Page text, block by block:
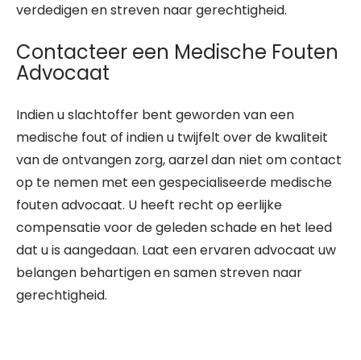
verdedigen en streven naar gerechtigheid.
Contacteer een Medische Fouten
Advocaat
Indien u slachtoffer bent geworden van een
medische fout of indien u twijfelt over de kwaliteit
van de ontvangen zorg, aarzel dan niet om contact
op te nemen met een gespecialiseerde medische
fouten advocaat. U heeft recht op eerlijke
compensatie voor de geleden schade en het leed
dat u is aangedaan. Laat een ervaren advocaat uw
belangen behartigen en samen streven naar
gerechtigheid.